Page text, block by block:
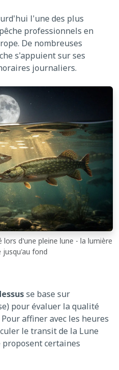
l'une des plus
professionnels en
De nombreuses
s'appuient sur ses
journaliers.
d'une pleine lune - la lumière
jusqu'au fond
se base sur
pour évaluer la qualité
affiner avec les heures
le transit de la Lune
certaines